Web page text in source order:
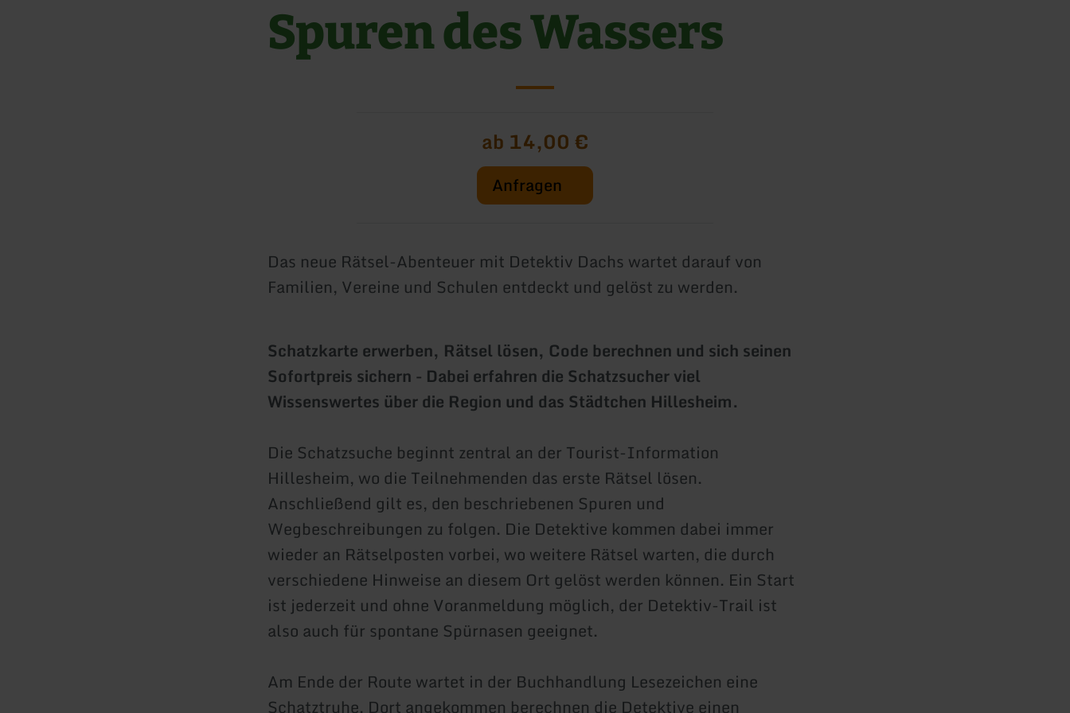
Spuren des Wassers
ab 14,00 €
Anfragen
Das neue Rätsel-Abenteuer mit Detektiv Dachs wartet darauf von
Familien, Vereine und Schulen entdeckt und gelöst zu werden.
Schatzkarte erwerben, Rätsel lösen, Code berechnen und sich seinen
Sofortpreis sichern - Dabei erfahren die Schatzsucher viel
Wissenswertes über die Region und das Städtchen Hillesheim.
Die Schatzsuche beginnt zentral an der Tourist-Information
Hillesheim, wo die Teilnehmenden das erste Rätsel lösen.
Anschließend gilt es, den beschriebenen Spuren und
Wegbeschreibungen zu folgen. Die Detektive kommen dabei immer
wieder an Rätselposten vorbei, wo weitere Rätsel warten, die durch
verschiedene Hinweise an diesem Ort gelöst werden können. Ein Start
ist jederzeit und ohne Voranmeldung möglich, der Detektiv-Trail ist
also auch für spontane Spürnasen geeignet.
Am Ende der Route wartet in der Buchhandlung Lesezeichen eine
Schatztruhe. Dort angekommen berechnen die Detektive einen